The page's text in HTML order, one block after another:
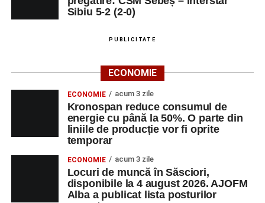
LUNI, 24 AUGUST 2026
Ora 18.00– Activități recreative pentru copii, susținute de
trupele de teatru„Gepetto”și„Pied Piper”
Seară cu tradiții săsești, cu participarea:
Fanfarei din Petrești;
Trupei de Dansuri Săsești;
Alexandrei Pamfilie;
Sibiu 5-2 (2-0)
PUBLICITATE
ECONOMIE
ECONOMIE acum 3 zile
Kronospan reduce consumul de
energie cu până la 50%. O parte din
liniile de producție vor fi oprite
temporar
ECONOMIE acum 3 zile
Locuri de muncă în Săsciori,
disponibile la 4 august 2026. AJOFM
Alba a publicat lista posturilor